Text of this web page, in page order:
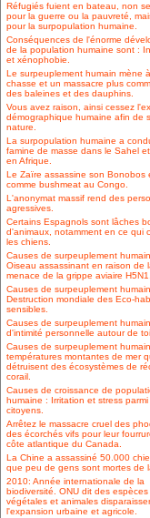
Réfugiés fuient en bateau, non
pour la guerre ou la pauvreté,
pour la surpopulation humaine.
Conséquences de l'énorme
de la population humaine sont :
et xénophobie.
Le surpeuplement humain mène
chasse et un massacre plus
des baleines et des dauphins.
Vous avez raison, ainsi cessez
démographique humaine afin de
nature.
La surpopulation humaine a
famine de masse dans le Sahel
en Afrique.
Le Zaïre assassine son Bonobos
comme bushmeat au Congo.
L'anonymat massif rend des
agressives.
Certains Espagnols sont lâches
d'animaux, notamment en ce qui
les chiens.
Causes de surpeuplement
Oiseau assassinant en raison de
menace de la grippe aviaire H5N1.
Causes de surpeuplement
Destruction mondiale des Eco-
sensibles.
Causes de surpeuplement
d'intimité personnelle autour de
Causes de surpeuplement
températures montantes de mer
détruisent des écosystèmes de
corail.
Causes de croissance de
humaine : Irritation et stress
citoyens.
Arrêtez le massacre cruel des
des écorchés vifs pour leur
côte atlantique du Canada.
La Chine a assassiné 50.000
que peu de gens sont mortes de
2010: Année internationale de la
biodiversité. ONU dit des espèces
végétales et animales
l'expansion urbaine et agricole.